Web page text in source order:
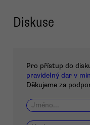
Diskuse
Pro přístup do
pravidelný dar v
Děkujeme za